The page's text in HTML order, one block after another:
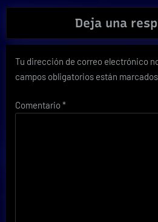
Deja una
Tu dirección de correo electrónico
campos obligatorios están
Comentario*